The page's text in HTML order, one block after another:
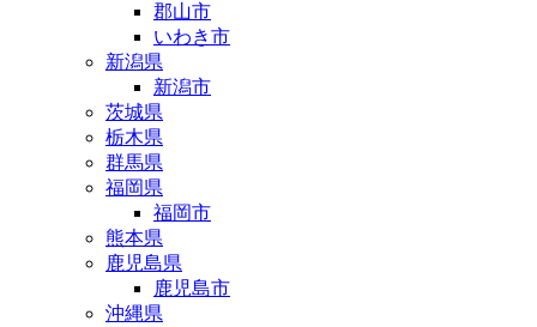
郡山市
いわき市
新潟県
新潟市
茨城県
栃木県
群馬県
福岡県
福岡市
熊本県
鹿児島県
鹿児島市
沖縄県